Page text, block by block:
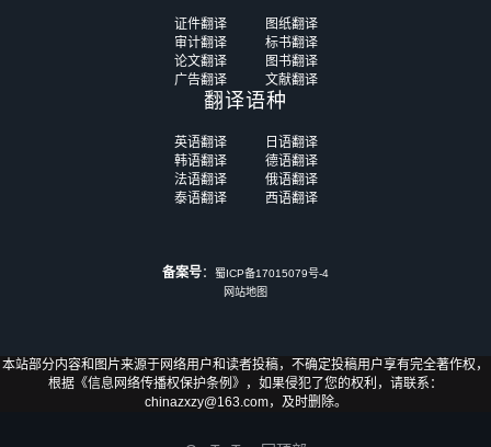
证件翻译
图纸翻译
审计翻译
标书翻译
论文翻译
图书翻译
广告翻译
文献翻译
翻译语种
英语翻译
日语翻译
韩语翻译
德语翻译
法语翻译
俄语翻译
泰语翻译
西语翻译
备案号：
蜀ICP备17015079号-4
网站地图
本站部分内容和图片来源于网络用户和读者投稿，不确定投稿用户享有完全著作权，
根据《信息网络传播权保护条例》，如果侵犯了您的权利，请联系：
chinazxzy@163.com，及时删除。